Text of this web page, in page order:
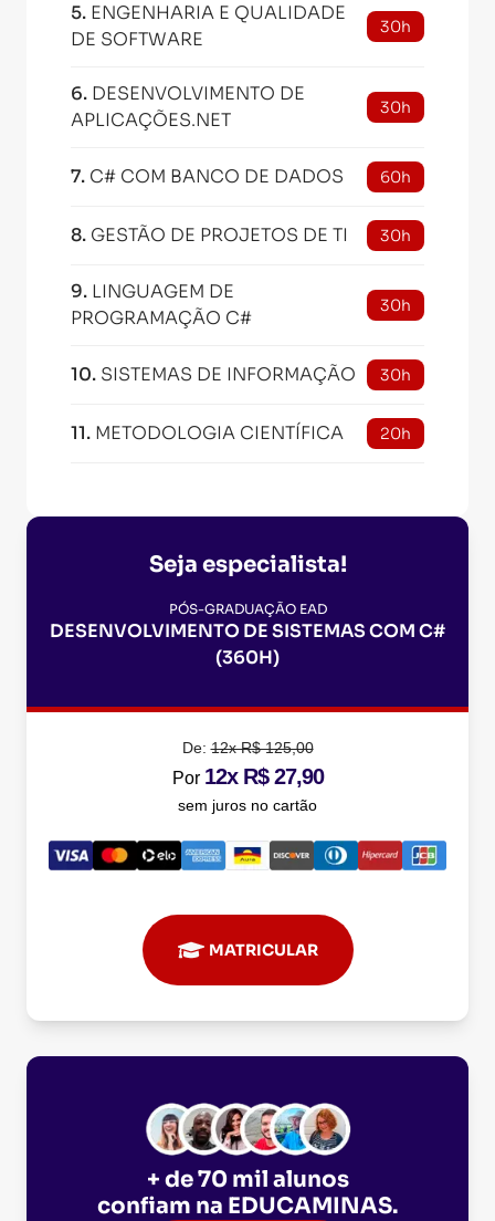
5. ENGENHARIA E QUALIDADE
DE SOFTWARE
30h
6. DESENVOLVIMENTO DE
APLICAÇÕES.NET
30h
7. C# COM BANCO DE DADOS 60h
8. GESTÃO DE PROJETOS DE TI 30h
9. LINGUAGEM DE
PROGRAMAÇÃO C#
30h
10. SISTEMAS DE INFORMAÇÃO 30h
11. METODOLOGIA CIENTÍFICA 20h
Seja especialista!
PÓS-GRADUAÇÃO EAD
DESENVOLVIMENTO DE SISTEMAS COM C#
(360H)
De:12x R$ 125,00
Por 12x R$ 27,90
sem juros no cartão
MATRICULAR
+ de 70 mil alunos
confiam na EDUCAMINAS.